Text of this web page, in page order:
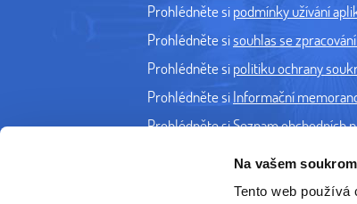
Na vašem
Tento web používá
Prohlédněte sipodmínky užívání
Prohlédněte sisouhlas se
Prohlédněte sipolitiku ochrany
Prohlédněte siInformační
Prohlédněte siSeznam obchodních